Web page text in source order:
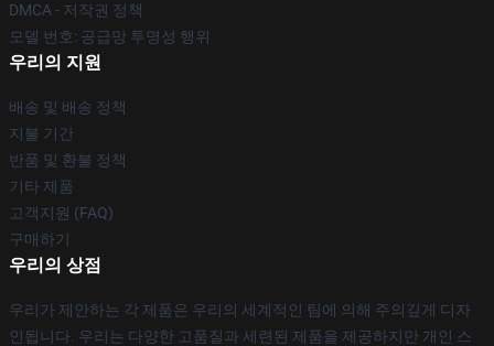
DMCA - 저작권 정책
모델 번호: 공급망 투명성 행위
우리의 지원
배송 및 배송 정책
지불 기간
반품 및 환불 정책
기타 제품
고객지원 (FAQ)
구매하기
우리의 상점
우리가 제안하는 각 제품은 우리의 세계적인 팀에 의해 주의깊게 디자
인됩니다. 우리는 다양한 고품질과 세련된 제품을 제공하지만 개인 스